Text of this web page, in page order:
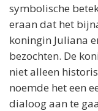
symbolische
eraan dat het
koningin Juliana
bezochten. De
niet alleen
noemde het een
dialoog aan te